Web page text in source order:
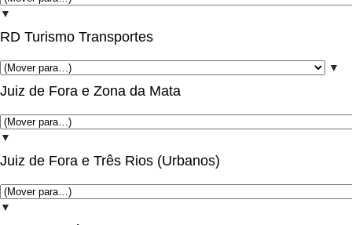
▼
RD Turismo Transportes
▼
Juiz de Fora e Zona da Mata
▼
Juiz de Fora e Três Rios (Urbanos)
▼